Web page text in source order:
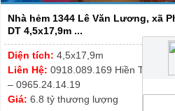
Nhà hẻm 1344 Lê Văn Lương, xã
DT 4,5x17,9m ...
Diện tích: 4,5x17,9m
Liên Hệ: 0918.089.169 Hiền Thương
– 0965.24.14.19
Giá: 6.8 tỷ thương lượng